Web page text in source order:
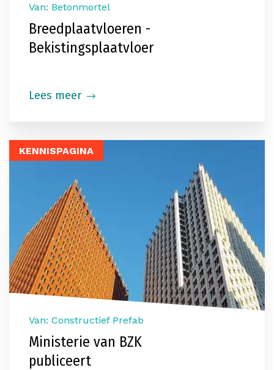
Van: Betonmortel
Breedplaatvloeren -
Bekistingsplaatvloer
Lees meer
KENNISPAGINA
Van: Constructief Prefab
Ministerie van BZK
publiceert